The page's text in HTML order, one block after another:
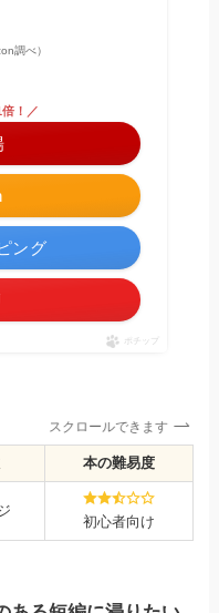
調べ）
！／
ング
ポチップ
スクロールできます
本の難易度
初心者向け